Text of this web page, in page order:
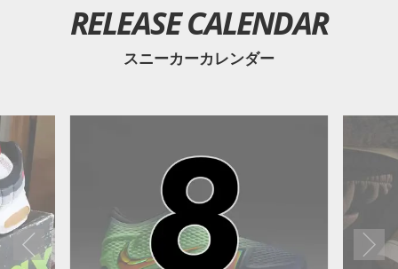
RELEASE CALENDAR
スニーカーカレンダー